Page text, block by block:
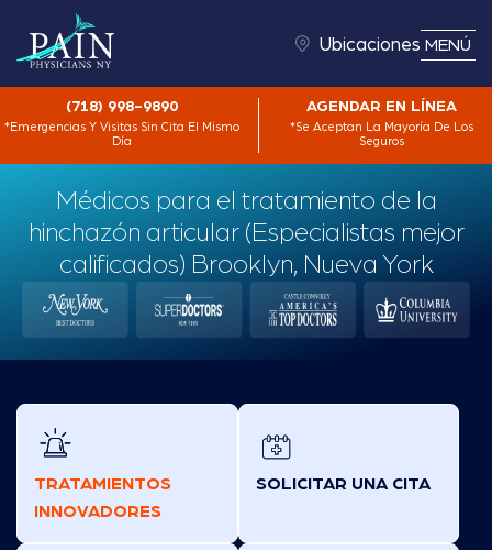
Ubicaciones MENÚ
(718) 998-9890
*Emergencias Y Visitas Sin Cita El Mismo
Día
AGENDAR EN LÍNEA
*Se Aceptan La Mayoría De Los
Seguros
Médicos para el tratamiento de la
hinchazón articular (Especialistas mejor
calificados) Brooklyn, Nueva York
TRATAMIENTOS
INNOVADORES
SOLICITAR UNA CITA